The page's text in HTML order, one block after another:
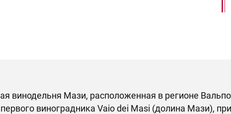
винодельня Мази, расположенная в регионе
первого виноградника Vaio dei Masi (долина Мази),